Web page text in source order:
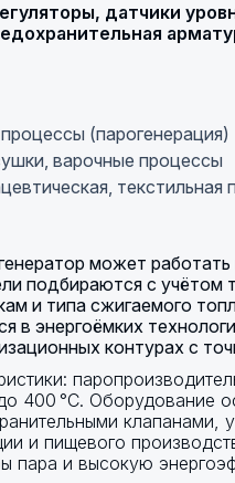
датчики
(парогенерация)
варочные процессы
может работать
подбираются с учётом
и типа сжигаемого
в энергоёмких
контурах с
400 °C. Оборудование
клапанами,
и пищевого
пара и высокую